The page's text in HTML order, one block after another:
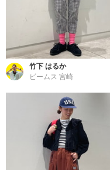
竹下 はるか
ビームス 宮崎